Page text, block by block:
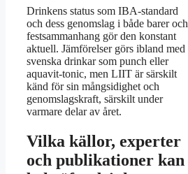
Drinkens status som IBA-standard
och dess genomslag i både barer och
festsammanhang gör den konstant
aktuell. Jämförelser görs ibland med
svenska drinkar som punch eller
aquavit-tonic, men LIIT är särskilt
känd för sin mångsidighet och
genomslagskraft, särskilt under
varmare delar av året.
Vilka källor, experter
och publikationer kan